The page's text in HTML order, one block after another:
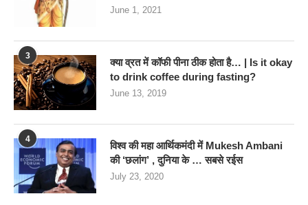
June 1, 2021
3
क्या व्रत में कॉफी पीना ठीक होता है… | Is it okay
to drink coffee during fasting?
June 13, 2019
4
विश्व की महा आर्थिकमंदी में Mukesh Ambani
की ‘छलांग’ , दुनिया के … सबसे रईस
July 23, 2020